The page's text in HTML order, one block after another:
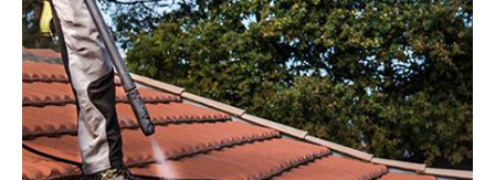
offrez-lui l'excellence avec notre service!